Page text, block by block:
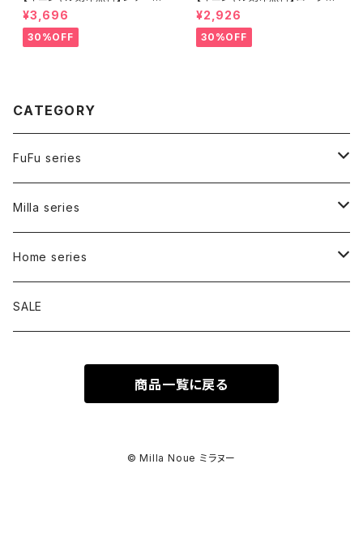
マホストラップ ブルー
¥3,696
30%OFF
マホストラップ シルバー
¥2,926
30%OFF
CATEGORY
FuFu series
Carry bag
Inner bag
Milla series
Carry bag
Walk bag
Home series
Bed
SALE
商品一覧に戻る
© Milla Noue ミラヌー